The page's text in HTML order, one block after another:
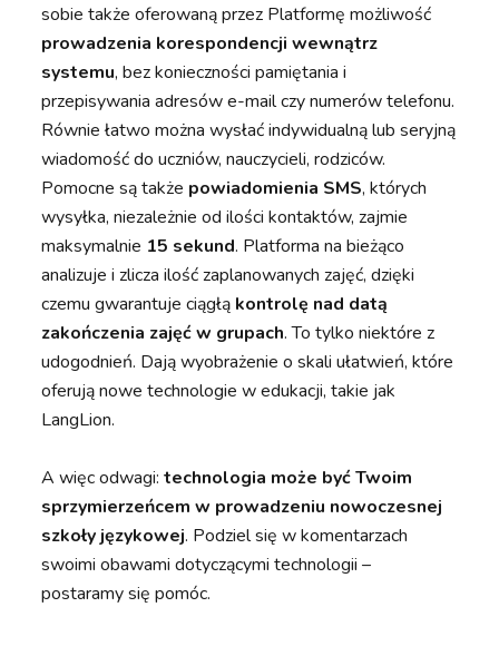
sobie także oferowaną przez Platformę możliwość
prowadzenia korespondencji wewnątrz
systemu, bez konieczności pamiętania i
przepisywania adresów e-mail czy numerów telefonu.
Równie łatwo można wysłać indywidualną lub seryjną
wiadomość do uczniów, nauczycieli, rodziców.
Pomocne są także powiadomienia SMS, których
wysyłka, niezależnie od ilości kontaktów, zajmie
maksymalnie 15 sekund. Platforma na bieżąco
analizuje i zlicza ilość zaplanowanych zajęć, dzięki
czemu gwarantuje ciągłą kontrolę nad datą
zakończenia zajęć w grupach. To tylko niektóre z
udogodnień. Dają wyobrażenie o skali ułatwień, które
oferują nowe technologie w edukacji, takie jak
LangLion.
A więc odwagi:technologia może być Twoim
sprzymierzeńcem w prowadzeniu nowoczesnej
szkoły językowej. Podziel się w komentarzach
swoimi obawami dotyczącymi technologii –
postaramy się pomóc.